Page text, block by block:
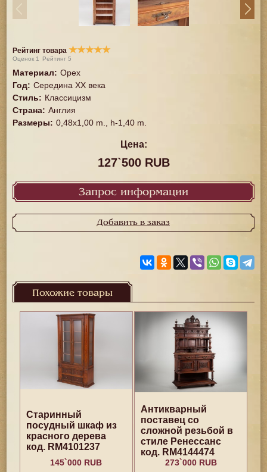
Рейтинг товара ★★★★★
Оценок 1 Рейтинг5
Материал: Орех
Год: Середина XX векa
Стиль: Классицизм
Страна: Англия
Размеры: 0,48x1,00 m., h-1,40 m.
Цена:
127`500 RUB
Запрос информации
Добавить в заказ
Похожие товары
Старинный
посудный шкаф из
красного дерева
код. RM4101237
145`000 RUB
Антикварный
поставец со
сложной резьбой в
стиле Ренессанс
код. RM4144474
273`000 RUB